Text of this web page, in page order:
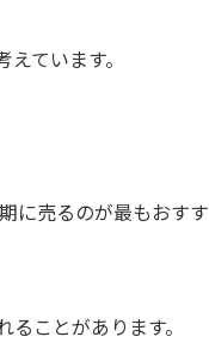
ています。
に売るのが最もおすす
ことがあります。